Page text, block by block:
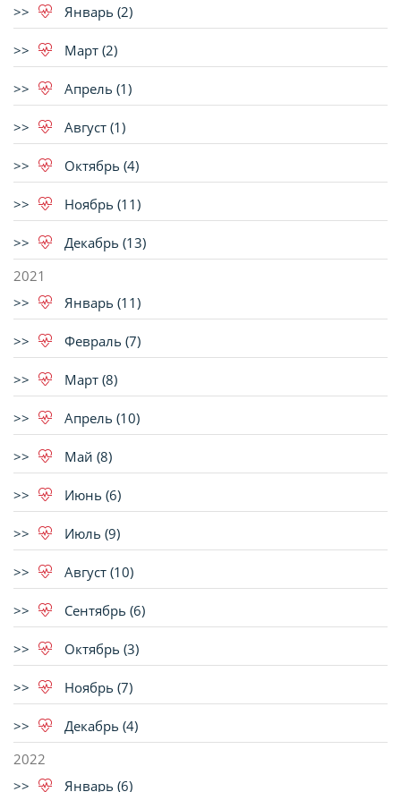
Январь (2)
Март (2)
Апрель (1)
Август (1)
Октябрь (4)
Ноябрь (11)
Декабрь (13)
2021
Январь (11)
Февраль (7)
Март (8)
Апрель (10)
Май (8)
Июнь (6)
Июль (9)
Август (10)
Сентябрь (6)
Октябрь (3)
Ноябрь (7)
Декабрь (4)
2022
Январь (6)